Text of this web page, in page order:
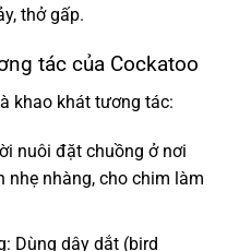
thở gấp.
tác của Cockatoo
khao khát tương tác:
nuôi đặt chuồng ở nơi
nhẹ nhàng, cho chim làm
Dùng dây dắt (bird